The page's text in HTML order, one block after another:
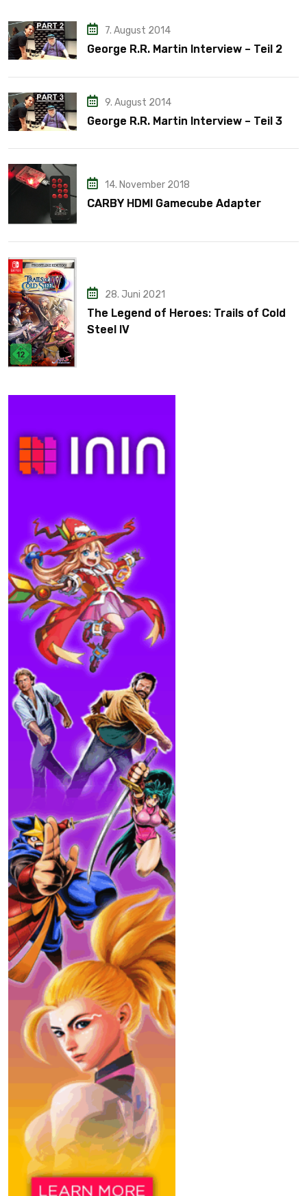
7. August 2014
George R.R. Martin Interview – Teil 2
9. August 2014
George R.R. Martin Interview – Teil 3
14. November 2018
CARBY HDMI Gamecube Adapter
28. Juni 2021
The Legend of Heroes: Trails of Cold
Steel IV